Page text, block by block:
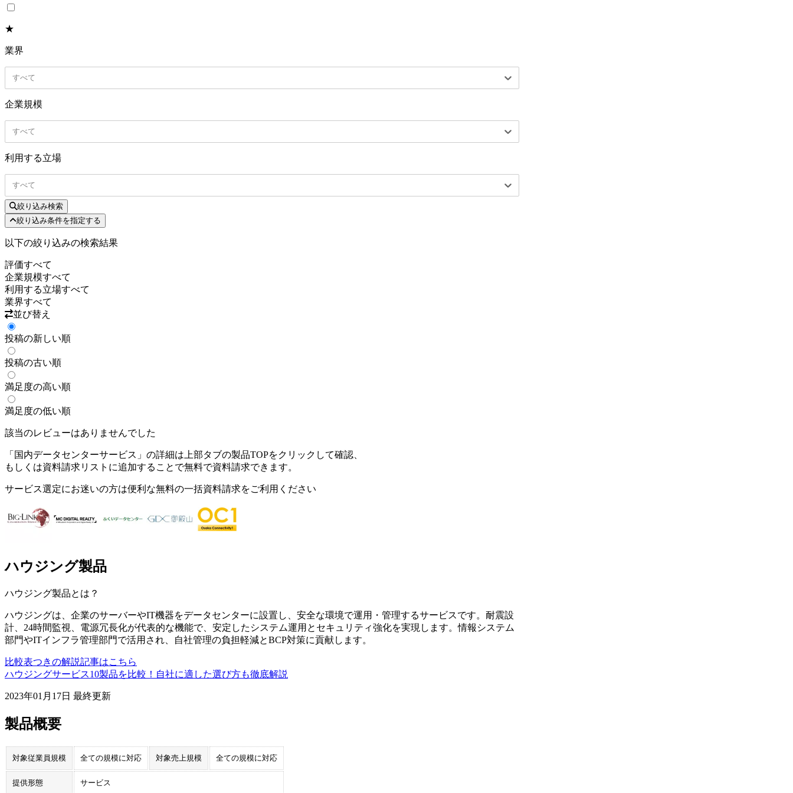
★
業界
すべて
企業規模
すべて
利用する立場
すべて
絞り込み検索
絞り込み条件を指定する
以下の絞り込みの検索結果
評価すべて
企業規模すべて
利用する立場すべて
業界すべて
並び替え
投稿の新しい順
投稿の古い順
満足度の高い順
満足度の低い順
該当のレビューはありませんでした
「 国内データセンターサービス 」の詳細は上部タブの製品TOPをクリックして確認、
もしくは資料請求リストに追加することで無料で資料請求できます。
サービス選定にお迷いの方は便利な無料の一括資料請求をご利用ください
ハウジング製品
ハウジング製品とは？
ハウジングは、企業のサーバーやIT機器をデータセンターに設置し、安全な環境で運用・管理するサービスです。耐震設
計、24時間監視、電源冗長化が代表的な機能で、安定したシステム運用とセキュリティ強化を実現します。情報システム
部門やITインフラ管理部門で活用され、自社管理の負担軽減とBCP対策に貢献します。
比較表つきの解説記事はこちら
ハウジングサービス10製品を比較！自社に適した選び方も徹底解説
2023年01月17日 最終更新
製品概要
対象従業員規模 全ての規模に対応 対象売上規模 全ての規模に対応
提供形態 サービス